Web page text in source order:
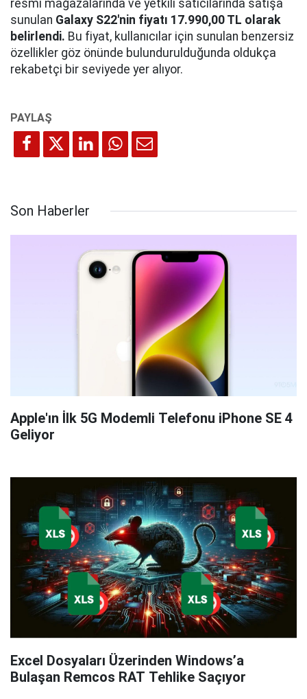
resmi mağazalarında ve yetkili satıcılarında satışa
sunulan Galaxy S22'nin fiyatı 17.990,00 TL olarak
belirlendi. Bu fiyat, kullanıcılar için sunulan benzersiz
özellikler göz önünde bulundurulduğunda oldukça
rekabetçi bir seviyede yer alıyor.
Son Haberler
Apple'ın İlk 5G Modemli Telefonu iPhone SE 4
Geliyor
Excel Dosyaları Üzerinden Windows’a
Bulaşan Remcos RAT Tehlike Saçıyor